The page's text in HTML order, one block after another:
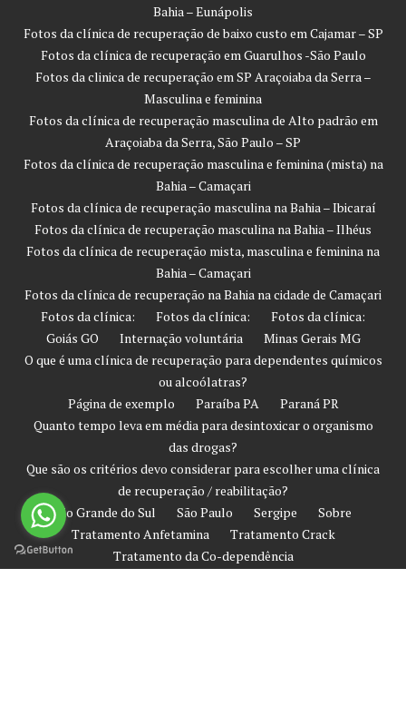
Bahia – Eunápolis
Fotos da clínica de recuperação de baixo custo em Cajamar – SP
Fotos da clínica de recuperação em Guarulhos -São Paulo
Fotos da clinica de recuperação em SP Araçoiaba da Serra –
Masculina e feminina
Fotos da clínica de recuperação masculina de Alto padrão em
Araçoiaba da Serra, São Paulo – SP
Fotos da clínica de recuperação masculina e feminina (mista) na
Bahia – Camaçari
Fotos da clínica de recuperação masculina na Bahia – Ibicaraí
Fotos da clínica de recuperação masculina na Bahia – Ilhéus
Fotos da clínica de recuperação mista, masculina e feminina na
Bahia – Camaçari
Fotos da clínica de recuperação na Bahia na cidade de Camaçari
Fotos da clínica:
Fotos da clínica:
Fotos da clínica:
Goiás GO
Internação voluntária
Minas Gerais MG
O que é uma clínica de recuperação para dependentes químicos
ou alcoólatras?
Página de exemplo
Paraíba PA
Paraná PR
Quanto tempo leva em média para desintoxicar o organismo
das drogas?
Que são os critérios devo considerar para escolher uma clínica
de recuperação / reabilitação?
Rio Grande do Sul
São Paulo Sergipe
Sobre
Tratamento Anfetamina
Tratamento Crack
Tratamento da Co-dependência